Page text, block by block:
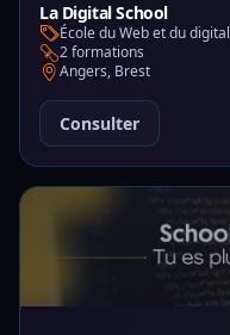
La Digital School
École du Web et du digital
2 formations
Angers, Brest
Consulter